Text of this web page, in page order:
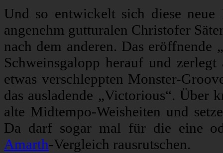
Und so entwickelt sich diese neue
angenehm gutturalen Christofer
nach dem anderen. Das
Schweinsgalopp herauf und
etwas verschleppten Monster-
das ausladende „Victorious“. Über
alte Midtempo-Weisheiten und
Da darf sogar mal für die eine
Amarth-Vergleich rausrutschen.